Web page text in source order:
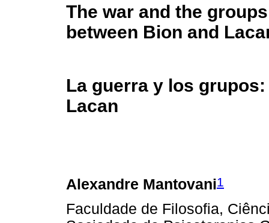
The war and the
between Bion and
La guerra y los
Lacan
Alexandre Mantovani1
Faculdade de Filosofia,